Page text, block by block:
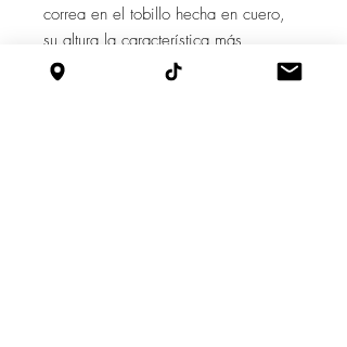
correa en el tobillo hecha en cuero,
su altura la característica más
relevante y conocida de este bello